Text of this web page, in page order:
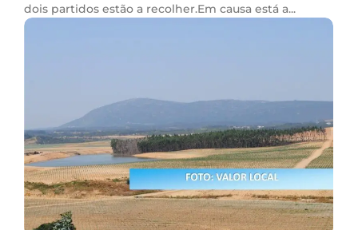
dois partidos estão a recolher.​Em causa está a...